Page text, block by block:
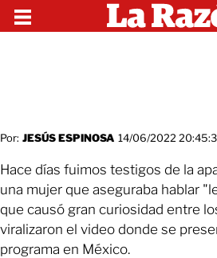
Por: JESÚS ESPINOSA 14/06/2022
Hace días fuimos testigos de la
una mujer que aseguraba hablar
que causó gran curiosidad entre
viralizaron el video donde se
programa en México.